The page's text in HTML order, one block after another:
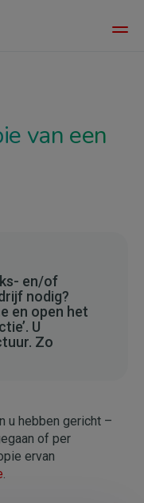
Main
van een
en/of
nodig?
en open het
U
Zo
u hebben gericht –
of per
ervan
.